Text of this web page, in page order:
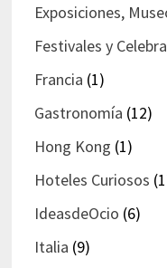
Exposiciones,
Festivales y
Francia (1)
Gastronomía (12)
Hong Kong (1)
Hoteles Curiosos
IdeasdeOcio (6)
Italia (9)